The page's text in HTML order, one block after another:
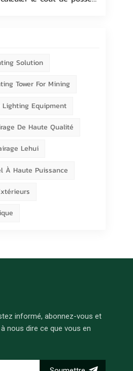
Solution
Tower For Mining
Equipment
De Haute Qualité
Lehui
À Haute Puissance
informé, abonnez-vous et
nous dire ce que vous en